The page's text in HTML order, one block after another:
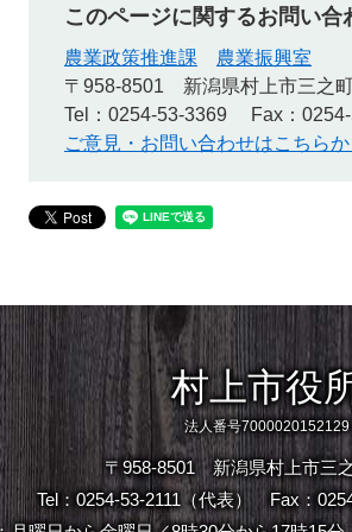
このページに関するお問い合
農業政策推進課
農業振興室
〒958-8501
新潟県村上市三之
Tel：0254-53-3369
Fax：
ご意見・お問い合わせはこちらか
村上市役
法人番号7000020152129
〒958-8501 新潟県村上市三
Tel：0254-53-2111（代表）
Fax：